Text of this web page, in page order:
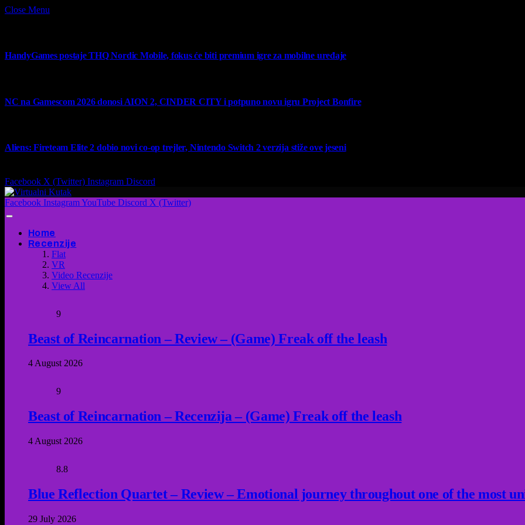
Close Menu
HandyGames postaje THQ Nordic Mobile, fokus će biti premium igre za mobilne uređaje
NC na Gamescom 2026 donosi AION 2, CINDER CITY i potpuno novu igru Project Bonfire
Aliens: Fireteam Elite 2 dobio novi co-op trejler, Nintendo Switch 2 verzija stiže ove jeseni
Facebook X (Twitter) Instagram Discord
Facebook InstagramYouTube Discord X (Twitter)
Home
Recenzije
Flat
VR
Video Recenzije
View All
9
Beast of Reincarnation – Review – (Game) Freak off the leash
4 August 2026
9
Beast of Reincarnation – Recenzija – (Game) Freak off the leash
4 August 2026
8.8
Blue Reflection Quartet – Review – Emotional journey throughout one of the most
29 July 2026